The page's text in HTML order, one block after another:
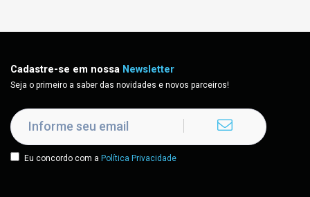
Cadastre-se em nossa Newsletter
Seja o primeiro a saber das novidades e novos parceiros!
Eu concordo com a Política Privacidade